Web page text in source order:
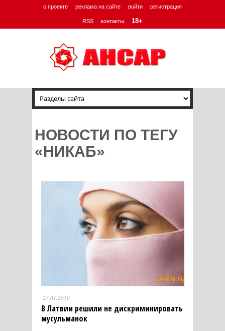
о проекте реклама на сайте войти регистрация
RSS контакты 18+
НОВОСТИ ПО ТЕГУ
«НИКАБ»
27.01.2010
В Латвии решили не дискриминировать
мусульманок